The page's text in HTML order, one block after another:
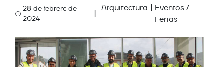
28 de febrero de
2024
|
Categories
Arquitectura | Eventos /
Ferias